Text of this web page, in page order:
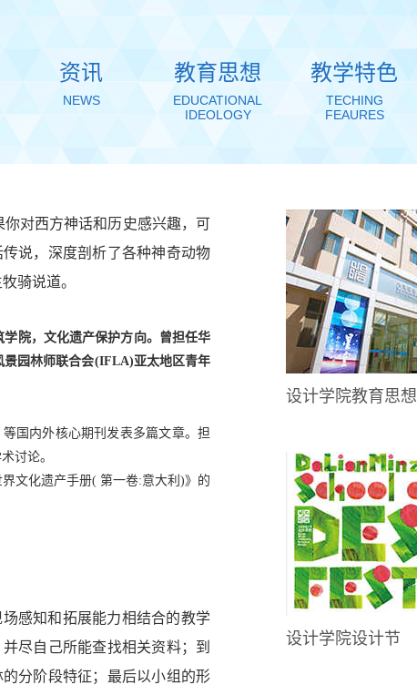
资讯
NEWS
教育思想
EDUCATIONAL
IDEOLOGY
教学特色
TECHING
FEAURES
你对西方神话和历史感兴趣，可
说，深度剖析了各种神奇动物
骑说道。
学院，文化遗产保护方向。曾担任华
景园林师联合会(IFLA)亚太地区青年
等国内外核心期刊发表多篇文章。担
讨论。
界文化遗产手册( 第一卷:意大利)》的
感知和拓展能力相结合的教学
尽自己所能查找相关资料；到
分阶段特征；最后以小组的形
设计学院教育思想
设计学院设计节